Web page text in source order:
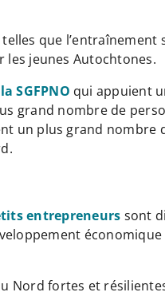
que
les jeunes Autochtones.
SGFPNO qui appuient
grand nombre de
un plus grand nombre
entrepreneurs sont
économique
Nord fortes et